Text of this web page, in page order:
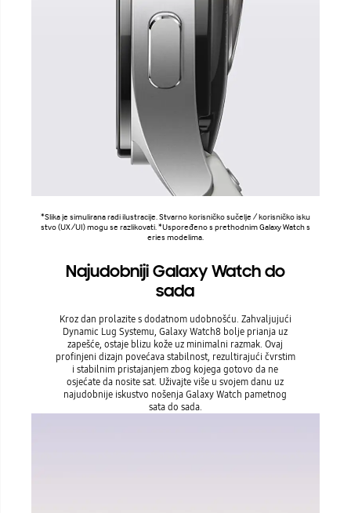
*Slika je simulirana radi ilustracije. Stvarno korisničko sučelje / korisničko isku
stvo (UX/UI) mogu se razlikovati. *Uspoređeno s prethodnim Galaxy Watch s
eries modelima.
Najudobniji Galaxy Watch do
sada
Kroz dan prolazite s dodatnom udobnošću. Zahvaljujući
Dynamic Lug Systemu, Galaxy Watch8 bolje prianja uz
zapešće, ostaje blizu kože uz minimalni razmak. Ovaj
profinjeni dizajn povećava stabilnost, rezultirajući čvrstim
i stabilnim pristajanjem zbog kojega gotovo da ne
osjećate da nosite sat. Uživajte više u svojem danu uz
najudobnije iskustvo nošenja Galaxy Watch pametnog
sata do sada.